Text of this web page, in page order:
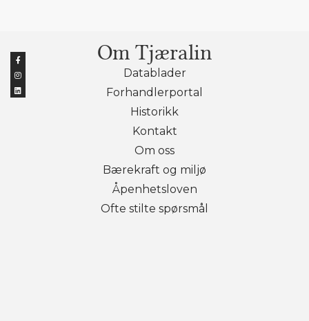
Om Tjæralin
Datablader
Forhandlerportal
Historikk
Kontakt
Om oss
Bærekraft og miljø
Åpenhetsloven
Ofte stilte spørsmål